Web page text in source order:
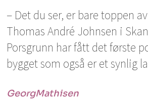
– Det du ser, er bare toppen
Thomas André Johnsen i
Porsgrunn har fått det første
bygget som også er et synlig
GeorgMathisen